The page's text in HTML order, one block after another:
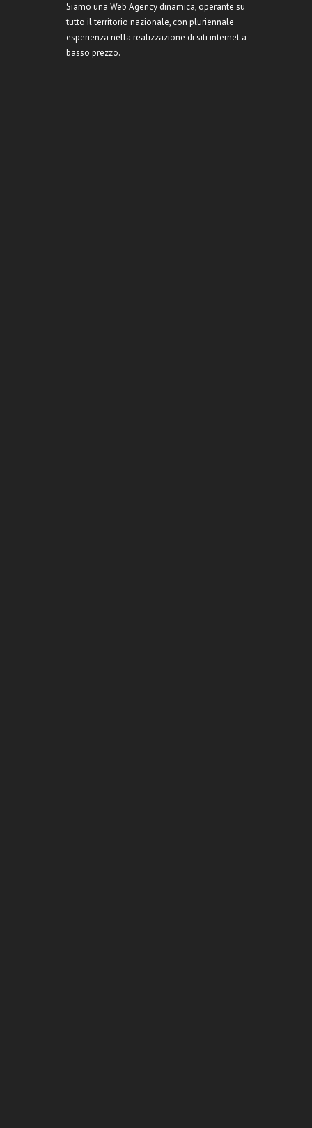
Siamo una Web Agency dinamica, operante su
tutto il territorio nazionale, con pluriennale
esperienza nella realizzazione di siti internet a
basso prezzo.